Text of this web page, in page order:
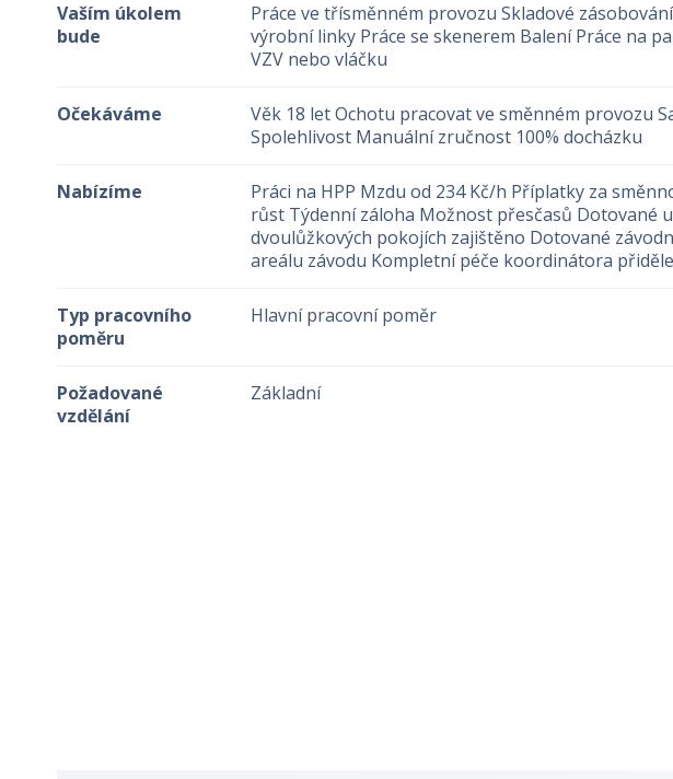
Vaším úkolem
bude
Práce ve třísměnném provozu Skladové
výrobní linky Práce se skenerem Balení Práce na
VZV nebo vláčku
Očekáváme
Věk 18 let Ochotu pracovat ve směnném provozu
Spolehlivost Manuální zručnost 100% docházku
Nabízíme
Práci na HPP Mzdu od 234 Kč/h Příplatky za
růst Týdenní záloha Možnost přesčasů Dotované
dvoulůžkových pokojích zajištěno Dotované
areálu závodu Kompletní péče koordinátora
Typ pracovního
poměru
Hlavní pracovní poměr
Požadované
vzdělání
Základní